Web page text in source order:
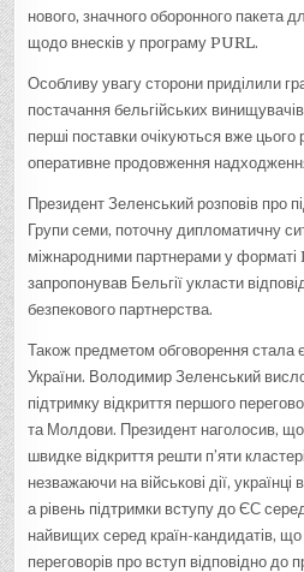
нового, значного оборонного пакета
щодо внесків у програму PURL.
Особливу увагу сторони приділили
постачання бельгійських
перші поставки очікуються вже цього
оперативне продовження
Президент Зеленський розповів про
Групи семи, поточну дипломатичну
міжнародними партнерами у
запропонував Бельгії укласти
безпекового партнерства.
Також предметом обговорення стала
України. Володимир Зеленський
підтримку відкриття першого
та Молдови. Президент наголосив, що
швидке відкриття решти п’яти
незважаючи на військові дії,
а рівень підтримки вступу до ЄС
найвищих серед країн-кандидатів,
переговорів про вступ відповідно до